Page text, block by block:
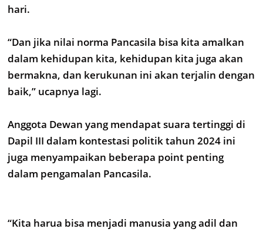
hari.
“Dan jika nilai norma Pancasila bisa kita amalkan
dalam kehidupan kita, kehidupan kita juga akan
bermakna, dan kerukunan ini akan terjalin dengan
baik,” ucapnya lagi.
Anggota Dewan yang mendapat suara tertinggi di
Dapil III dalam kontestasi politik tahun 2024 ini
juga menyampaikan beberapa point penting
dalam pengamalan Pancasila.
“Kita harua bisa menjadi manusia yang adil dan